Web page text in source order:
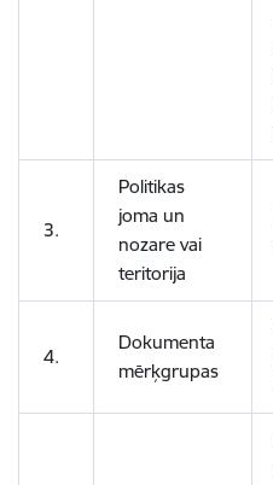
3.
Politikas
joma un
nozare vai
teritorija
4.
Dokumenta
mērķgrupas